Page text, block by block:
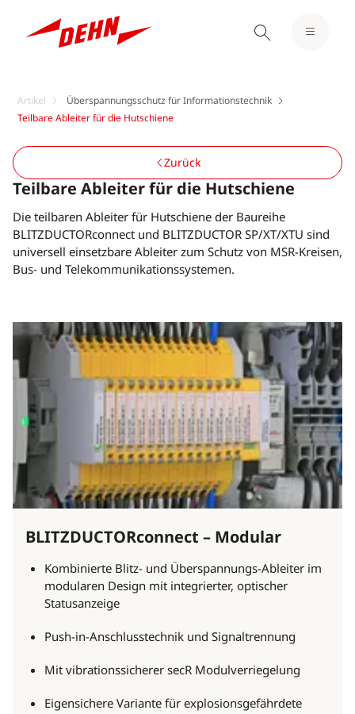
Artikel
Überspannungsschutz für Informationstechnik
Teilbare Ableiter für die Hutschiene
Teilbare Ableiter für die Hutschiene
Die teilbaren Ableiter für Hutschiene der Baureihe
BLITZDUCTORconnect und BLITZDUCTOR SP/XT/XTU sind
universell einsetzbare Ableiter zum Schutz von MSR-Kreisen,
Bus- und Telekommunikationssystemen.
Zurück
BLITZDUCTORconnect – Modular
Kombinierte Blitz- und Überspannungs-Ableiter im
modularen Design mit integrierter, optischer
Statusanzeige
Push-in-Anschlusstechnik und Signaltrennung
Mit vibrationssicherer secR Modulverriegelung
Eigensichere Variante für explosionsgefährdete